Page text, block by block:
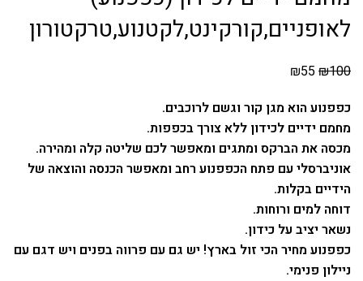
לאופניים,קורקינט,לקטנוע,טרקטורון
₪100
₪55
כפפנוע הוא מגן קור וגשם לרוכבים.
מחמם ידיים לכידון ללא צורך בכפפות.
מכסה את הברקס ומתגים ומאפשר לכם שליטה קלה ומהירה.
אוניברסלי עם פתח הכפפנוע רחב ומאפשר הכנסה והוצאה של
הידיים בקלות.
דוחה למים ורוחות.
נשאר יציב על כידון.
כפפנוע מחיר הכי זול בארץ! יש גם עם פרווה בפנים ויש דגם עם
ניילון פנימי.